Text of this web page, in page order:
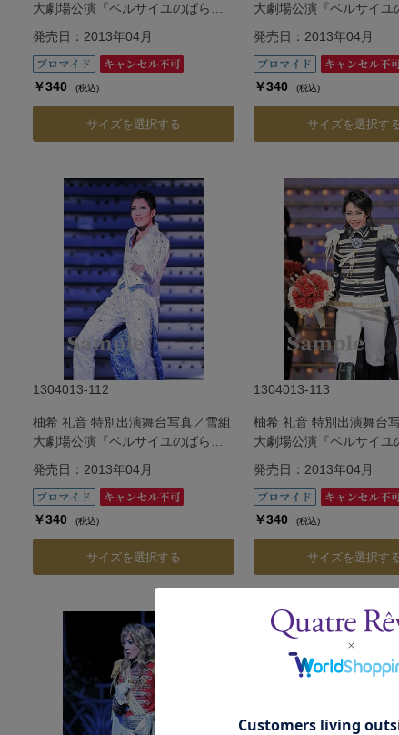
大劇場公演『ベルサイユのばら』
―フェルゼン編―
発売日：2013年04月
￥340 (税込)
サイズを選択する
大劇場公演『ベルサイユ
―フェルゼン編―
発売日：2013年04月
￥340 (税込)
サイズを選択する
1304013-112
柚希 礼音 特別出演舞台写真／雪組
大劇場公演『ベルサイユのばら』
―フェルゼン編―
発売日：2013年04月
￥340 (税込)
サイズを選択する
1304013-113
柚希 礼音 特別出演舞台
大劇場公演『ベルサイユ
―フェルゼン編―
発売日：2013年04月
￥340 (税込)
サイズを選択する